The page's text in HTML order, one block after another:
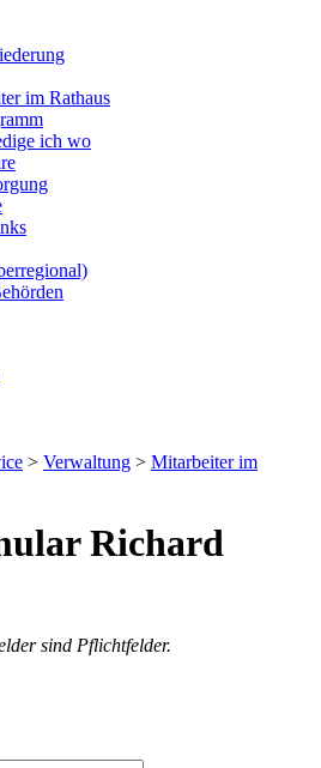
im Rathaus
ich wo
> Verwaltung > Mitarbeiter im
Richard
sind Pflichtfelder.